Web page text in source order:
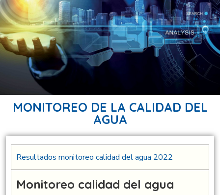
MONITOREO DE LA CALIDAD DEL
AGUA
Resultados monitoreo calidad del agua 2022
Monitoreo calidad del agua